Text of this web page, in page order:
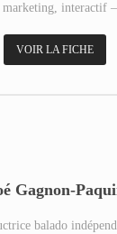
marketing, interactif
VOIR LA FICHE
Gagnon-
balado